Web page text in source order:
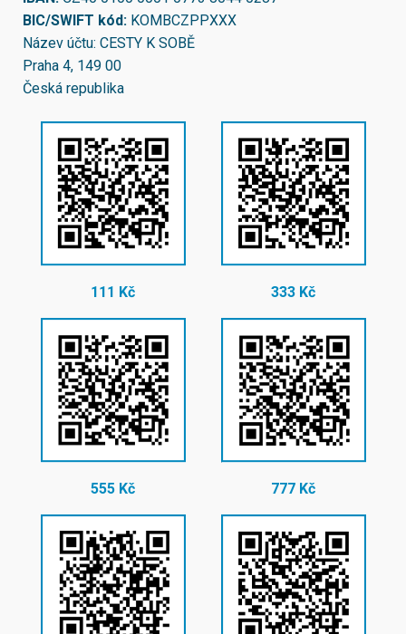
BIC/SWIFT kód: KOMBCZPPXXX
Název účtu: CESTY K SOBĚ
Praha 4, 149 00
Česká republika
111 Kč 333 Kč
555 Kč 777 Kč